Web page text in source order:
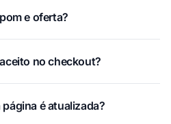
e oferta?
no checkout?
é atualizada?